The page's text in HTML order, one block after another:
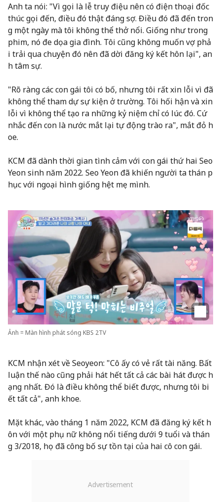
Anh ta nói: "Vì gọi là lễ truy điệu nên có điện thoại đốc
thúc gọi đến, điều đó thật đáng sợ. Điều đó đã đến tron
g một ngày mà tôi không thể thở nổi. Giống như trong
phim, nó đe dọa gia đình. Tôi cũng không muốn vợ phả
i trải qua chuyện đó nên đã dời đăng ký kết hôn lại", an
h tâm sự.
"Rõ ràng các con gái tôi có bố, nhưng tôi rất xin lỗi vì đã
không thể tham dự sự kiện ở trường. Tôi hối hận và xin
lỗi vì không thể tạo ra những kỷ niệm chỉ có lúc đó. Cứ
nhắc đến con là nước mắt lại tự động trào ra", mắt đỏ h
oe.
KCM đã dành thời gian tình cảm với con gái thứ hai Seo
Yeon sinh năm 2022. Seo Yeon đã khiến người ta thán p
hục với ngoại hình giống hệt mẹ mình.
Ảnh = Màn hình phát sóng KBS 2TV
KCM nhận xét về Seoyeon: "Cô ấy có vẻ rất tài năng. Bất
luận thế nào cũng phải hát hết tất cả các bài hát được h
ạng nhất. Đó là điều không thể biết được, nhưng tôi bi
ết tất cả", anh khoe.
Mặt khác, vào tháng 1 năm 2022, KCM đã đăng ký kết h
ôn với một phụ nữ không nổi tiếng dưới 9 tuổi và thán
g 3/2018, họ đã công bố sự tồn tại của hai cô con gái.